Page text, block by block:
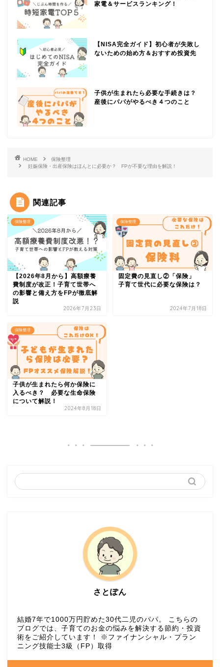
家電＆サービスランキング！
【NISA完全ガイド】初心者が失敗し
ないための始め方＆おすすめ投資先
子供が生まれたら必要な手続きは？
産後にパパがやるべき４つのこと
HOME
保険整理
妊娠保険・出産保険はほんとに必要か？ FPが不要な理由を解説！
関連記事
保険整理
【2026年8月から】高額療養
費制度が改正！子育て世帯へ
の影響と備え方をFPが徹底解
説
2026年7月23日
保険整理
固定費の見直し②「保険」
子育て世代に必要な保険は？
2024年7月18日
保険整理
子供が生まれたら何か保険に
入るべき？ 必要な生命保険
について解説！
2024年8月18日
さとぽん
結婚7年で1000万円貯めた30代二児のパパ。 こちらの
ブログでは、子育てのお金の悩みを解決する節約・投資
術をご紹介しています！ ※ファイナンシャル・プラン
ニング技能士3級（FP）取得